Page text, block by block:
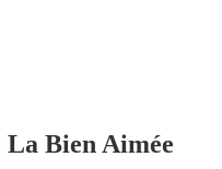
La Bien Aimée